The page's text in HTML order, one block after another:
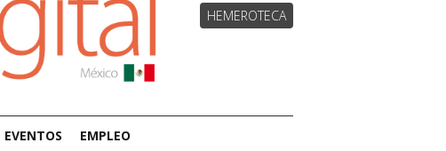
HEMEROTECA
EVENTOS EMPLEO